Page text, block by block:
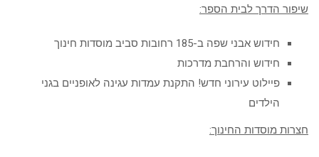
שיפור הדרך לבית הספר:
חידוש אבני שפה ב-185 רחובות סביב מוסדות חינוך
חידוש והרחבת מדרכות
פיילוט עירוני חדש! התקנת עמדות עגינה לאופניים בגני
הילדים
חצרות מוסדות החינוך: